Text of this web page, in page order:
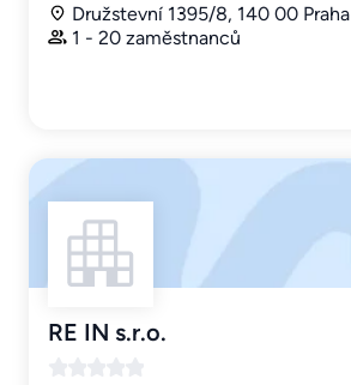
Družstevní 1395/8, 140 00 Praha
1 - 20 zaměstnanců
RE IN s.r.o.